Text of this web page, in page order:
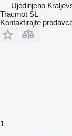
Ujedinjeno
Tracmot SL
Kontaktirajte
1